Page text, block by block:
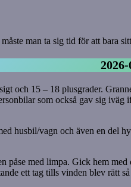
man ta sig tid för att bara
och 15 – 18 plusgrader.
som också gav sig
husbil/vagn och även en del
med limpa. Gick hem
ett tag tills vinden blev rätt